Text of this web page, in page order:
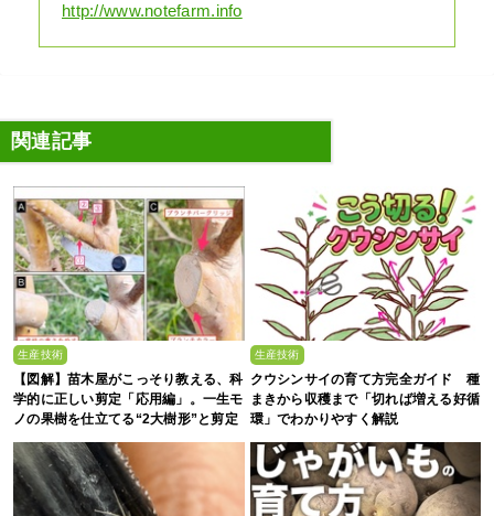
http://www.notefarm.info
関連記事
生産技術
【図解】苗木屋がこっそり教える、科
学的に正しい剪定「応用編」。一生モ
ノの果樹を仕立てる“2大樹形”と剪定
の基本手順
生産技術
クウシンサイの育て方完全ガイド 種
まきから収穫まで「切れば増える好循
環」でわかりやすく解説